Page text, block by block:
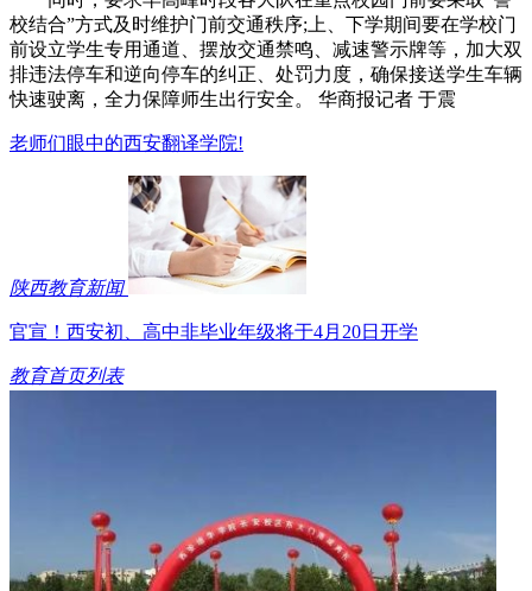
校结合”方式及时维护门前交通秩序;上、下学期间要在学校门
前设立学生专用通道、摆放交通禁鸣、减速警示牌等，加大双
排违法停车和逆向停车的纠正、处罚力度，确保接送学生车辆
快速驶离，全力保障师生出行安全。 华商报记者 于震
老师们眼中的西安翻译学院!
陕西教育新闻
官宣！西安初、高中非毕业年级将于4月20日开学
教育首页列表